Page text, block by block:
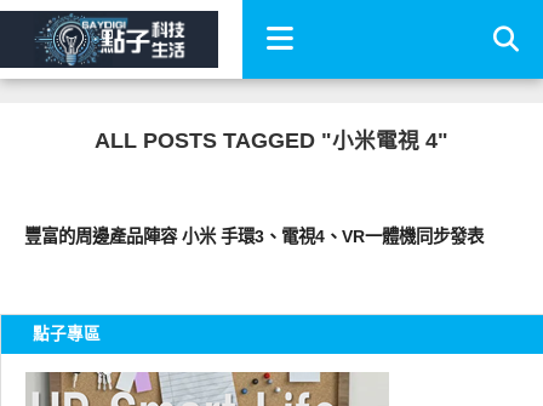
ALL POSTS TAGGED "小米電視 4"
豐富的周邊產品陣容 小米 手環3、電視4、VR一體機同步發表
點子專區